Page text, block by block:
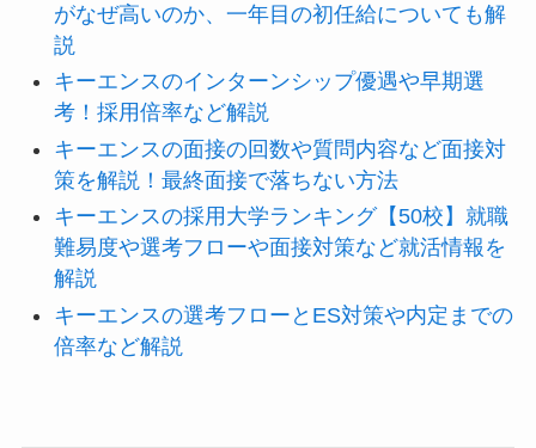
がなぜ高いのか、一年目の初任給についても解
説
キーエンスのインターンシップ優遇や早期選
考！採用倍率など解説
キーエンスの面接の回数や質問内容など面接対
策を解説！最終面接で落ちない方法
キーエンスの採用大学ランキング【50校】就職
難易度や選考フローや面接対策など就活情報を
解説
キーエンスの選考フローとES対策や内定までの
倍率など解説